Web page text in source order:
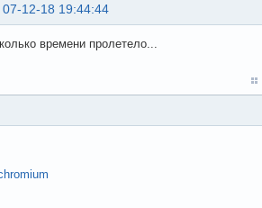
07-12-18 19:44:44
времени пролетело...